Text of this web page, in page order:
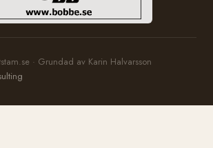
· Grundad av Karin Halvarsson